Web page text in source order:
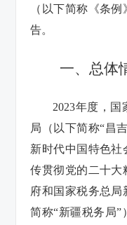
（以下简称《条
告。
一、总体
2023年度，
局（以下简称“昌
新时代中国特色社
传贯彻党的二十大
府和国家税务总
简称“新疆税务局